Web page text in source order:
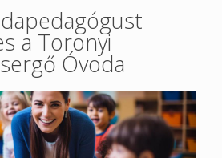
a Toronyi
Óvoda